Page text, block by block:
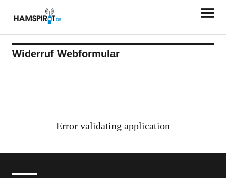
HAMSPIRIT.DE
Widerruf Webformular
Error validating application